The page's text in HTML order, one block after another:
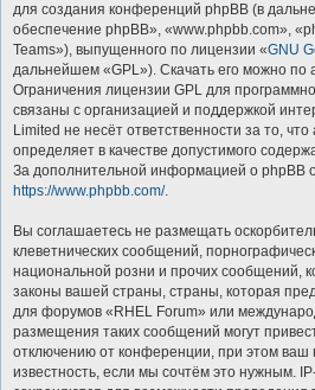
для создания конференций phpBB (в
обеспечение phpBB», «www.phpbb.com»,
Teams»), выпущенного по лицензии «GNU
дальнейшем «GPL»). Скачать его можно по
Ограничения лицензии GPL для
связаны с организацией и поддержкой
Limited не несёт ответственности за то,
определяет в качестве допустимого
За дополнительной информацией о phpBB
https://www.phpbb.com/.
Вы соглашаетесь не размещать
клеветнических сообщений,
национальной розни и прочих сообщений,
законы вашей страны, страны, которая
для форумов «RHEL Forum» или
размещения таких сообщений могут
отключению от конференции, при этом ваш
известность, если мы сочтём это нужным.